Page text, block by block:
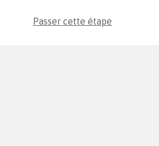
Passer cette étape